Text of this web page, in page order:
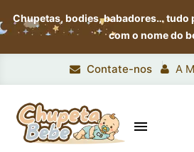
Chupetas, bodies, babadores…tudo
com o nome do
Contate-nos A
